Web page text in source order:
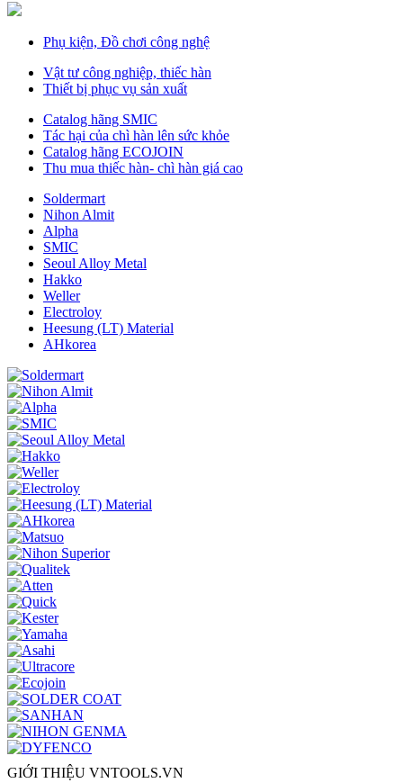
Phụ kiện, Đồ chơi công nghệ
Vật tư công nghiệp, thiếc hàn
Thiết bị phục vụ sản xuất
Catalog hãng SMIC
Tác hại của chì hàn lên sức khỏe
Catalog hãng ECOJOIN
Thu mua thiếc hàn- chì hàn giá cao
Soldermart
Nihon Almit
Alpha
SMIC
Seoul Alloy Metal
Hakko
Weller
Electroloy
Heesung (LT) Material
AHkorea
GIỚI THIỆU VNTOOLS.VN